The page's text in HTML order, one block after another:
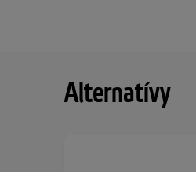
Alternatívy